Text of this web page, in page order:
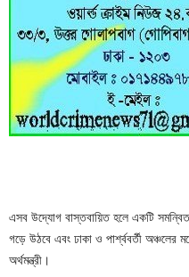
এসব উদ্যোগ বাস্তবায়িত হলে একটি
গড়ে উঠবে এবং ঢাকা ও পার্শ্ববর্তী
অর্থমন্ত্রী।